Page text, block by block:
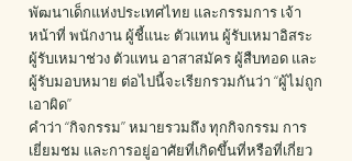
พัฒนาเด็กแห่งประเทศไทย และกรรมการ เจ้า
หน้าที่ พนักงาน ผู้ชี้แนะ ตัวแทน ผู้รับเหมาอิสระ
ผู้รับเหมาช่วง ตัวแทน อาสาสมัคร ผู้สืบทอด และ
ผู้รับมอบหมาย ต่อไปนี้จะเรียกรวมกันว่า “ผู้ไม่ถูก
เอาผิด”
คําว่า “กิจกรรม” หมายรวมถึง ทุกกิจกรรม การ
เยี่ยมชม และการอยู่อาศัยที่เกิดขึ้นที่หรือที่เกี่ยว